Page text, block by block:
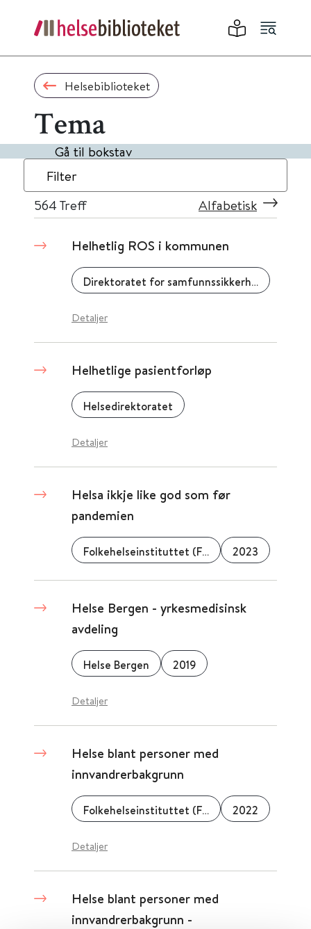
Helsebiblioteket
Tema
Gå til bokstav
Filter
564 Treff Alfabetisk
Helhetlig ROS i kommunen
Direktoratet for samfunnssikkerhet og beredskap (DSB)
Detaljer
Helhetlige pasientforløp
Helsedirektoratet
Detaljer
Helsa ikkje like god som før
pandemien
Folkehelseinstituttet (FHI) 2023
Helse Bergen - yrkesmedisinsk
avdeling
Helse Bergen 2019
Detaljer
Helse blant personer med
innvandrerbakgrunn
Folkehelseinstituttet (FHI) 2022
Detaljer
Helse blant personer med
innvandrerbakgrunn -